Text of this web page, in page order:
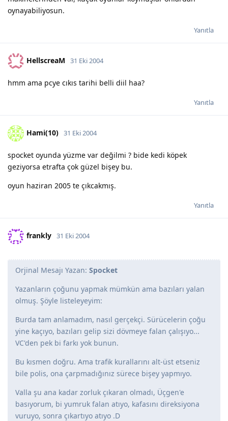
oynayabiliyosun.
Yanıtla
HellscreaM 31 Eki 2004
hmm ama pcye cıkıs tarihi belli diil haa?
Yanıtla
Hami(10) 31 Eki 2004
spocket oyunda yüzme var değilmi ? bide kedi köpek
geziyorsa etrafta çok güzel bişey bu.
oyun haziran 2005 te çıkcakmış.
Yanıtla
frankly 31 Eki 2004
Orjinal Mesajı Yazan: Spocket
Yazanların çoğunu yapmak mümkün ama bazıları yalan
olmuş. Şöyle listeleyeyim:
Burda tam anlamadım, nasıl gerçekçi. Sürücelerin çoğu
yine kaçıyo, bazıları gelip sizi dövmeye falan çalışıyo...
VC'den pek bi farkı yok bunun.
Bu kısmen doğru. Ama trafik kurallarını alt-üst etseniz
bile polis, ona çarpmadığınız sürece bişey yapmıyo.
Valla şu ana kadar zorluk çıkaran olmadı, Üçgen'e
basıyorum, bi yumruk falan atıyo, kafasını direksiyona
vuruyo, sonra çıkartıyo atıyo .D